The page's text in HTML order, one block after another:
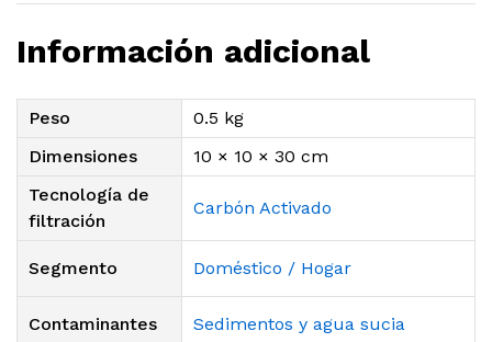
Información adicional
Peso
0.5 kg
Dimensiones
10 × 10 × 30 cm
Tecnología de
filtración
Carbón Activado
Segmento Doméstico / Hogar
Contaminantes Sedimentos y agua sucia